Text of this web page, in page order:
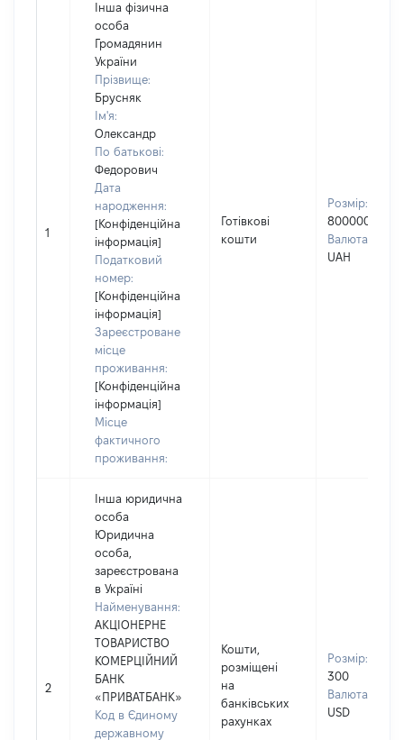
1
Інша фізична
особа
Громадянин
України
Прізвище:
Брусняк
Ім'я:
Олександр
По батькові:
Федорович
Дата
народження:
[Конфіденційна
інформація]
Податковий
номер:
[Конфіденційна
інформація]
Зареєстроване
місце
проживання:
[Конфіденційна
інформація]
Місце
фактичного
проживання:
Готівкові
кошти
Розмір:
800000
Валюта:
UAH
2
Інша юридична
особа
Юридична
особа,
зареєстрована
в Україні
Найменування:
АКЦІОНЕРНЕ
ТОВАРИСТВО
КОМЕРЦІЙНИЙ
БАНК
«ПРИВАТБАНК»
Код в Єдиному
державному
Кошти,
розміщені
на
банківських
рахунках
Розмір:
300
Валюта:
USD